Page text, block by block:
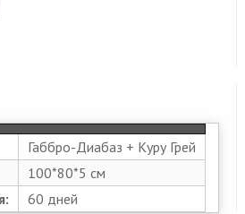
Габбро-Диабаз + Куру Грей
100*80*5 см
60 дней